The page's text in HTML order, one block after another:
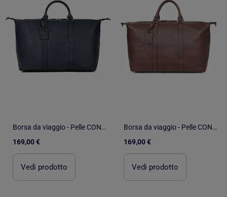
Borsa da viaggio - Pelle CONFORT
169,00 €
Vedi prodotto
Borsa da viaggio - Pelle CONFORT
169,00 €
Vedi prodotto